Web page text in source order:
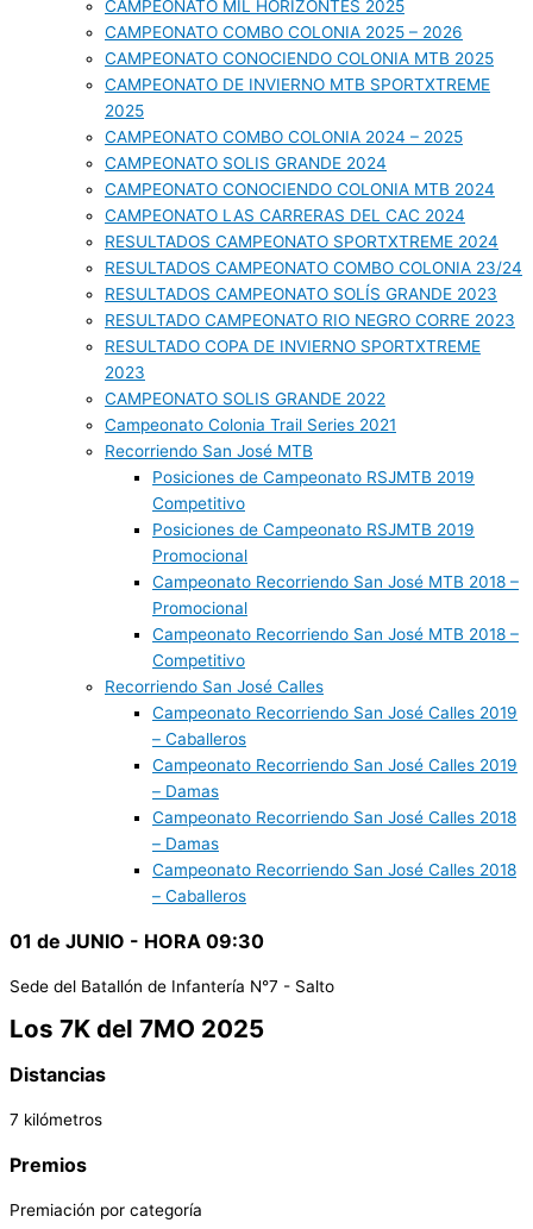
CAMPEONATO MIL HORIZONTES 2025
CAMPEONATO COMBO COLONIA 2025 – 2026
CAMPEONATO CONOCIENDO COLONIA MTB 2025
CAMPEONATO DE INVIERNO MTB SPORTXTREME
2025
CAMPEONATO COMBO COLONIA 2024 – 2025
CAMPEONATO SOLIS GRANDE 2024
CAMPEONATO CONOCIENDO COLONIA MTB 2024
CAMPEONATO LAS CARRERAS DEL CAC 2024
RESULTADOS CAMPEONATO SPORTXTREME 2024
RESULTADOS CAMPEONATO COMBO COLONIA 23/24
RESULTADOS CAMPEONATO SOLÍS GRANDE 2023
RESULTADO CAMPEONATO RIO NEGRO CORRE 2023
RESULTADO COPA DE INVIERNO SPORTXTREME
2023
CAMPEONATO SOLIS GRANDE 2022
Campeonato Colonia Trail Series 2021
Recorriendo San José MTB
Posiciones de Campeonato RSJMTB 2019
Competitivo
Posiciones de Campeonato RSJMTB 2019
Promocional
Campeonato Recorriendo San José MTB 2018 –
Promocional
Campeonato Recorriendo San José MTB 2018 –
Competitivo
Recorriendo San José Calles
Campeonato Recorriendo San José Calles 2019
– Caballeros
Campeonato Recorriendo San José Calles 2019
– Damas
Campeonato Recorriendo San José Calles 2018
– Damas
Campeonato Recorriendo San José Calles 2018
– Caballeros
01 de JUNIO - HORA 09:30
Sede del Batallón de Infantería N°7 - Salto
Los 7K del 7MO 2025
Distancias
7 kilómetros
Premios
Premiación por categoría